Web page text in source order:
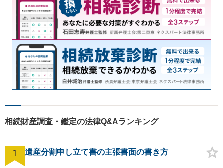
相続財産調査・鑑定の法律Q&Aランキング
1 遺産分割申し立て書の主張書面の書き方